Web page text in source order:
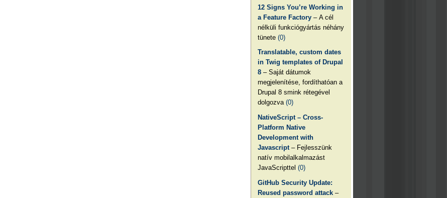
12 Signs You’re Working in
a Feature Factory – A cél
nélküli funkciógyártás néhány
tünete(0)
Translatable, custom dates
in Twig templates of Drupal
8 – Saját dátumok
megjelenítése, fordíthatóan a
Drupal 8 smink rétegével
dolgozva(0)
NativeScript – Cross-
Platform Native
Development with
Javascript – Fejlesszünk
natív mobilalkalmazást
JavaScripttel(0)
GitHub Security Update:
Reused password attack –